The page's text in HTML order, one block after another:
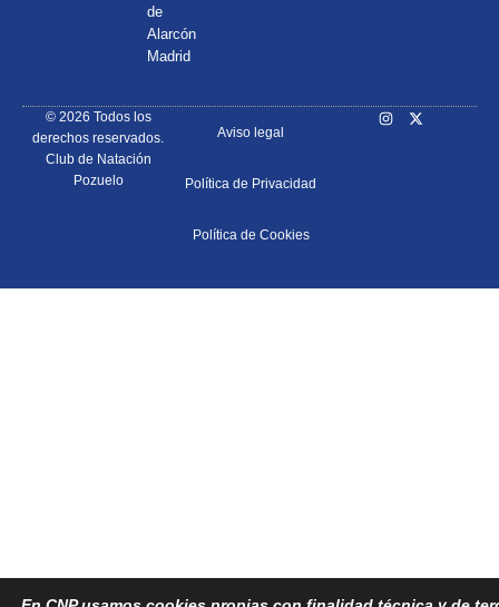
de
Alarcón
Madrid
© 2026 Todos los
derechos reservados.
Club de Natación
Pozuelo
Aviso legal
Política de Privacidad
Política de Cookies